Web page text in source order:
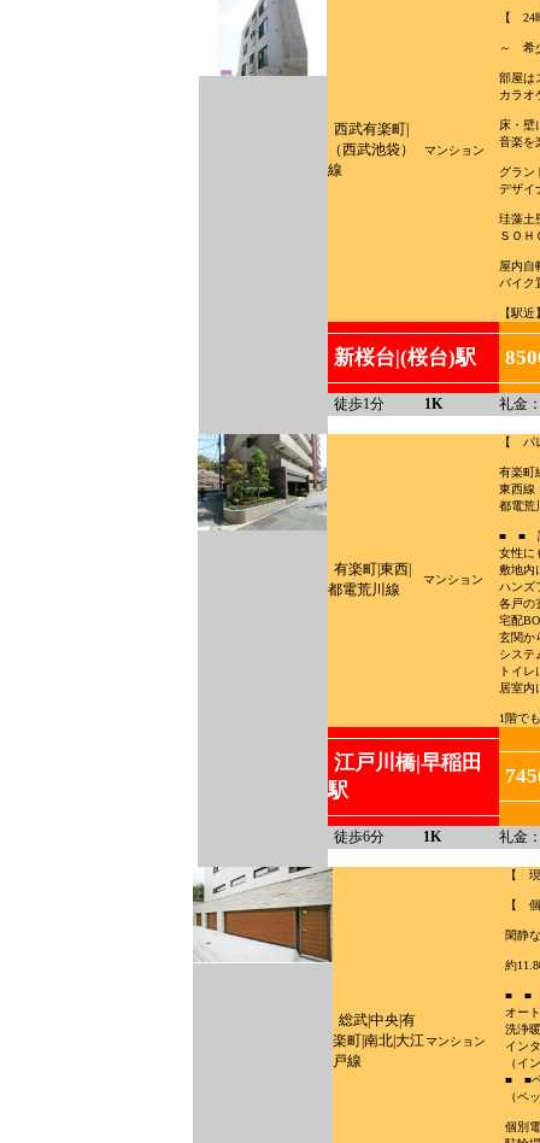
西武有楽町|
（西武池袋）
線
マンション
【 24
～ 希
部屋は
カラオ
床・壁
音楽を
グラン
デザイ
珪藻土
ＳＯ
屋内
バイク
【駅
新桜台|(桜台)駅
徒歩1分 1K 礼金
有楽町|東西|
都電荒川線
マンション
【 パ
有楽町
東西線
都電荒
■ ■
女性に
敷地内
ハンズ
各戸の
宅配
玄関か
システ
トイ
居室内
1階で
江戸川橋|早稲田
駅
徒歩6分 1K 礼金
総武|中央|有
楽町|南北|大江
戸線
マンション
【
【
閑静
約
■ ■
オー
洗浄
イン
（イ
■ ■
（ペ
個別